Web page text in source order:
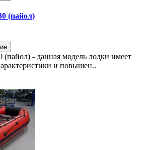
(пайол)
- данная модель лодки имеет
и повышен..